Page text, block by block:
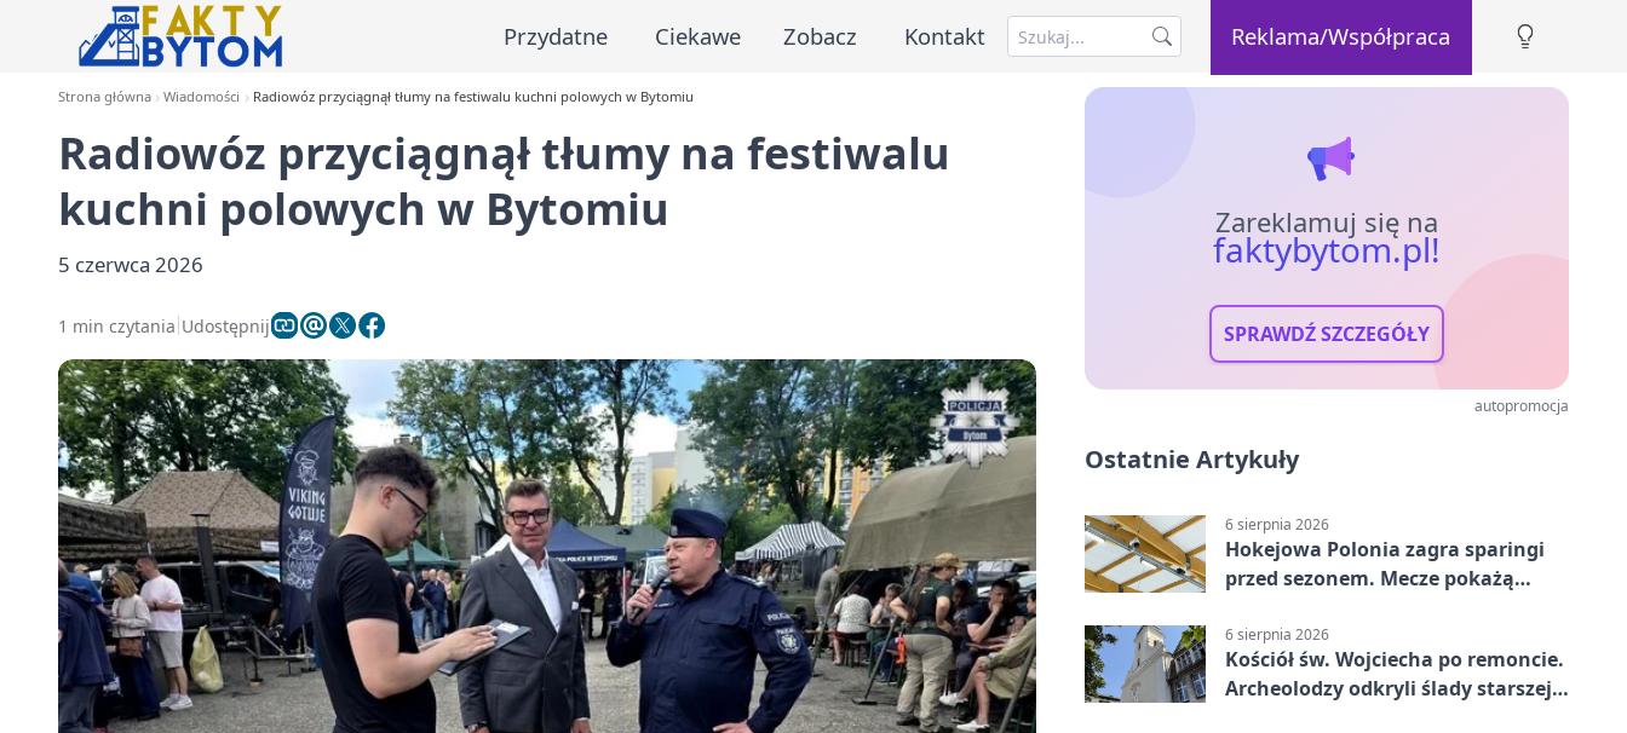
Przydatne Ciekawe Zobacz Kontakt Reklama/Współpraca
Strona główna Wiadomości Radiowóz przyciągnął tłumy na festiwalu kuchni polowych w Bytomiu
Radiowóz przyciągnął tłumy na festiwalu
kuchni polowych w Bytomiu
5 czerwca 2026
1 min czytania Udostępnij
Zareklamuj się na
faktybytom.pl!
SPRAWDŹ SZCZEGÓŁY
autopromocja
Ostatnie Artykuły
6 sierpnia 2026
Hokejowa Polonia zagra sparingi
przed sezonem. Mecze pokażą
6 sierpnia 2026
Kościół św. Wojciecha po remoncie.
Archeolodzy odkryli ślady starszej